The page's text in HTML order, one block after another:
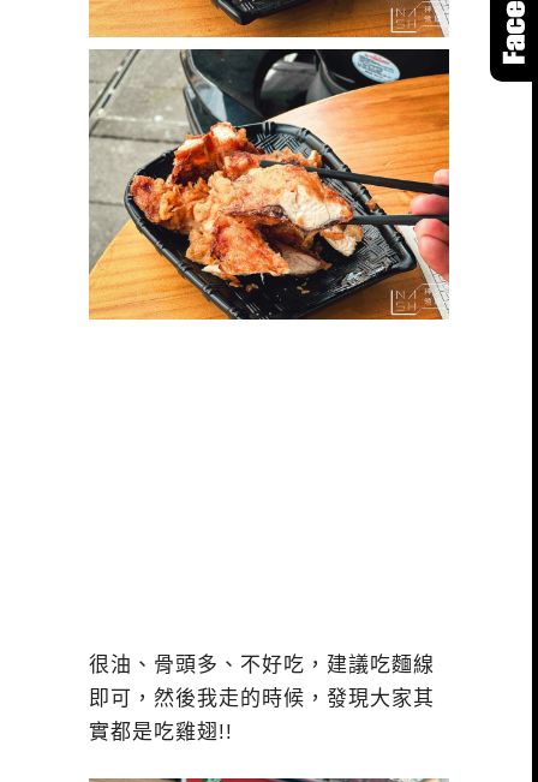
很油、骨頭多、不好吃，建議吃麵線
即可，然後我走的時候，發現大家其
實都是吃雞翅!!